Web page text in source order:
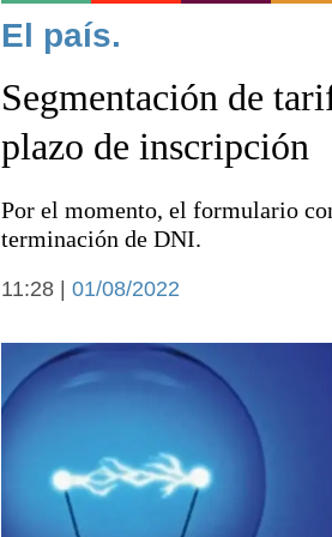
Noticias
Deportes
Economía y campo
El país.
Segmentación de
plazo de inscripción
Por el momento, el formulario
terminación de DNI.
11:28 | 01/08/2022